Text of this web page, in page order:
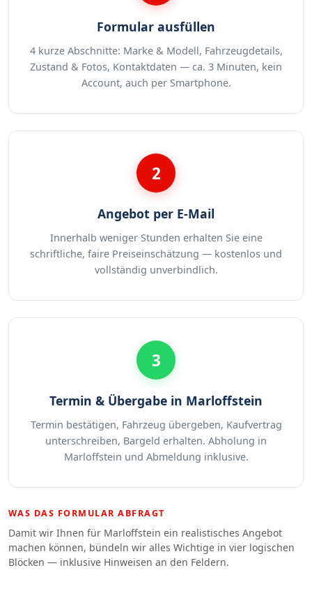
Formular ausfüllen
4 kurze Abschnitte: Marke & Modell, Fahrzeugdetails,
Zustand & Fotos, Kontaktdaten — ca. 3 Minuten, kein
Account, auch per Smartphone.
2
Angebot per E-Mail
Innerhalb weniger Stunden erhalten Sie eine
schriftliche, faire Preiseinschätzung — kostenlos und
vollständig unverbindlich.
3
Termin & Übergabe in Marloffstein
Termin bestätigen, Fahrzeug übergeben, Kaufvertrag
unterschreiben, Bargeld erhalten. Abholung in
Marloffstein und Abmeldung inklusive.
WAS DAS FORMULAR ABFRAGT
Damit wir Ihnen für Marloffstein ein realistisches Angebot
machen können, bündeln wir alles Wichtige in vier logischen
Blöcken — inklusive Hinweisen an den Feldern.